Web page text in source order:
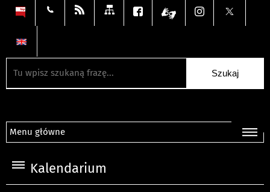
Menu główne
Kalendarium